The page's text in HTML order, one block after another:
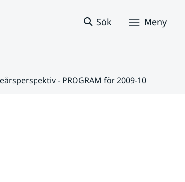
Sök Meny
- PROGRAM för 2009-10